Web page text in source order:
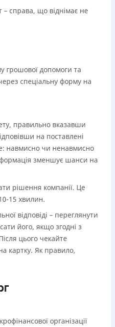
– справа, що віднімає не
грошової допомоги та
спеціальну форму на
правильно вказавши
на поставлені
навмисно чи ненавмисно
зменшує шанси на
рішення компанії. Це
15 хвилин.
відповіді – переглянути
його, якщо згодні з
цього чекайте
картку. Як правило,
організації